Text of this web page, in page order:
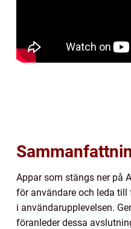
Appar som stängs ner på
för användare och leda
i användarupplevelsen.
föranleder dessa